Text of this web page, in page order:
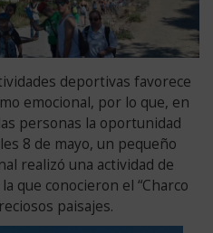
deportivas favorece
emocional, por lo que, en
personas la oportunidad
8 de mayo, un pequeño
realizó una actividad de
que conocieron el “Charco
paisajes.